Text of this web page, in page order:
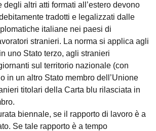
degli altri atti formati all’estero devono
tradotti e legalizzati dalle
italiane nei paesi di
stranieri. La norma si applica agli
uno Stato terzo, agli stranieri
sul territorio nazionale (con
in un altro Stato membro dell’Unione
titolari della Carta blu rilasciata in
biennale, se il rapporto di lavoro è a
Se tale rapporto è a tempo